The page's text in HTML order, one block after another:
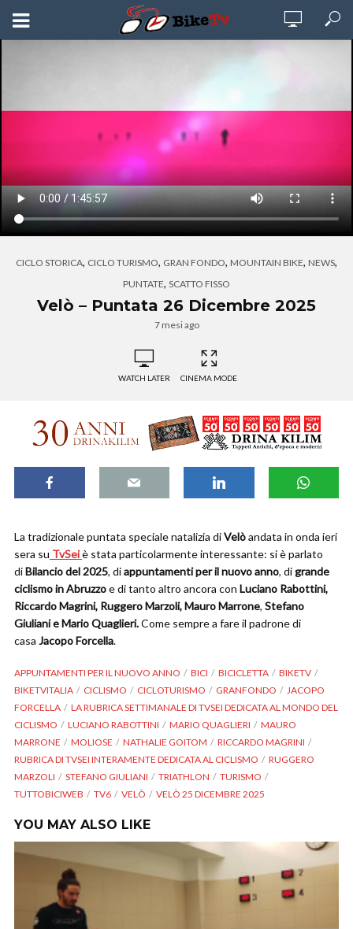
CICLO STORICA, CICLO TURISMO, GRAN FONDO, MOUNTAIN BIKE, NEWS,
PUNTATE, SCATTO FISSO
Velò – Puntata 26 Dicembre 2025
7 mesi ago
WATCH LATER CINEMA MODE
La tradizionale puntata speciale natalizia diVelòandata in onda ieri
sera su TvSeiè stata particolarmente interessante: si è parlato
diBilancio del 2025, diappuntamenti per il nuovo anno, digrande
ciclismo in Abruzzoe di tanto altro ancora con Luciano Rabottini,
Riccardo Magrini, Ruggero Marzoli, Mauro Marrone, Stefano
Giuliani e Mario Quaglieri.Come sempre a fare il padrone di
casa Jacopo Forcella.
APPUNTAMENTI PER IL NUOVO ANNO BICI BICICLETTA
BIKETV
BIKETVITALIA
CICLISMO CICLOTURISMO GRANFONDO
JACOPO
FORCELLA
LA RUBRICA SETTIMANALE DI TVSEI DEDICATA AL MONDO DEL
CICLISMO
LUCIANO RABOTTINI MARIO QUAGLIERI
MAURO
MARRONE
MOLIOSE NATHALIE GOITOM
RICCARDO MAGRINI
RUBRICA DI TVSEI INTERAMENTE DEDICATA AL CICLISMO
RUGGERO
MARZOLI
STEFANO GIULIANI TRIATHLON
TURISMO
TUTTOBICIWEB
TV6 VELÒ VELÒ 25 DICEMBRE 2025
YOU MAY ALSO LIKE